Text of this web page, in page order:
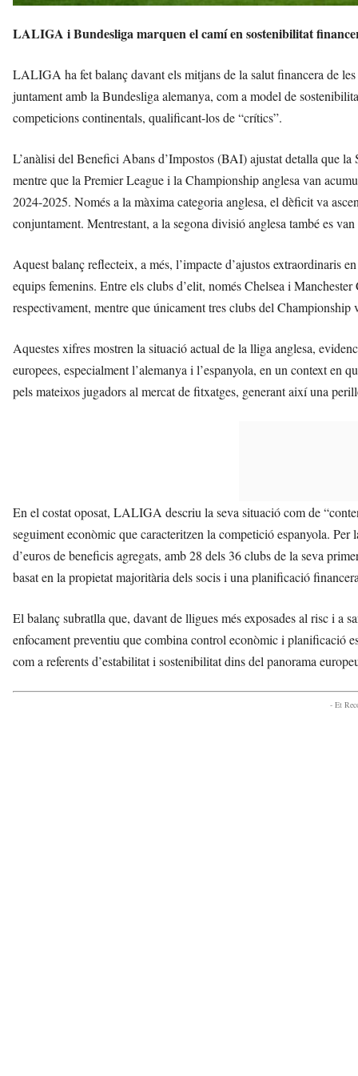
LALIGA i Bundesliga marquen el camí en sostenibilitat
LALIGA ha fet balanç davant els mitjans de la salut financera de
juntament amb la Bundesliga alemanya, com a model de
competicions continentals, qualificant-los de “crítics”.
L’anàlisi del Benefici Abans d’Impostos (BAI) ajustat detalla que
mentre que la Premier League i la Championship anglesa van
2024-2025. Només a la màxima categoria anglesa, el dèficit va
conjuntament. Mentrestant, a la segona divisió anglesa també es
Aquest balanç reflecteix, a més, l’impacte d’ajustos extraordinaris
equips femenins. Entre els clubs d’elit, només Chelsea i
respectivament, mentre que únicament tres clubs del Championship
Aquestes xifres mostren la situació actual de la lliga anglesa,
europees, especialment l’alemanya i l’espanyola, en un context
pels mateixos jugadors al mercat de fitxatges, generant així una
En el costat oposat, LALIGA descriu la seva situació com de
seguiment econòmic que caracteritzen la competició espanyola.
d’euros de beneficis agregats, amb 28 dels 36 clubs de la seva
basat en la propietat majoritària dels socis i una planificació
El balanç subratlla que, davant de lligues més exposades al risc i a
enfocament preventiu que combina control econòmic i planificació
com a referents d’estabilitat i sostenibilitat dins del panorama
- Et